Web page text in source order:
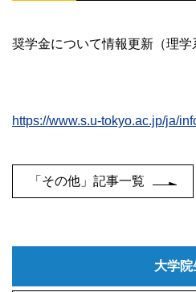
奨学金について情報更新（理学
https://www.s.u-tokyo.ac.jp/ja/
「その他」記事一覧
大学院